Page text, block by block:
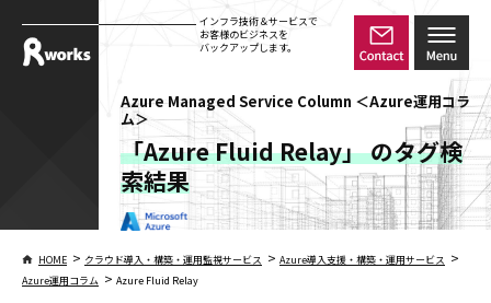
インフラ技術＆サービスで
お客様のビジネスを
バックアップします。
Azure Managed Service Column ＜Azure運用コラ
ム＞
「Azure Fluid Relay」 のタグ検
索結果
HOME > クラウド導入・構築・運用監視サービス > Azure導入支援・構築・運用サービス >
Azure運用コラム > Azure Fluid Relay